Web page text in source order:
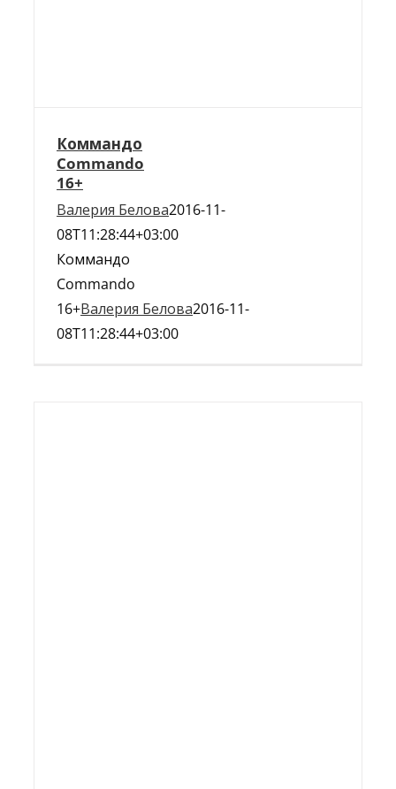
Коммандо
Commando
16+
Валерия Белова2016-11-
08T11:28:44+03:00
Коммандо
Commando
16+Валерия Белова2016-11-
08T11:28:44+03:00